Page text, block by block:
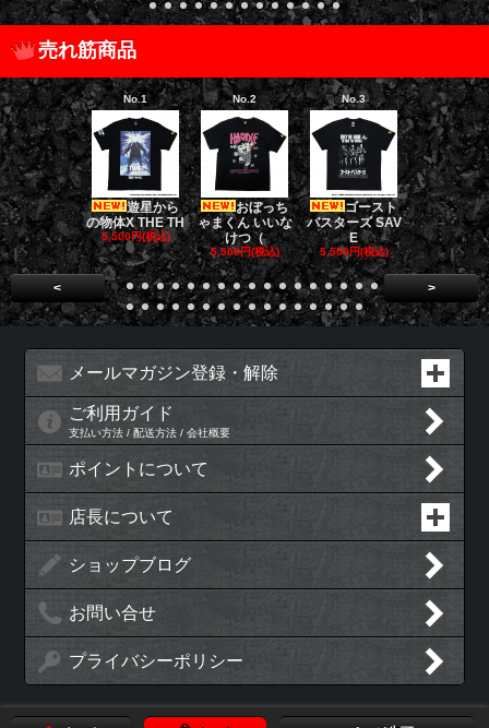
売れ筋商品
No.1
遊星から
の物体X THE TH
5,500円(税込)
No.2
おぼっち
ゃまくん いいな
けつ（
5,500円(税込)
No.3
ゴースト
バスターズ SAV
E
5,500円(税込)
No.4
ゴー
バスターズ
ージャ
5,500円(税
< >
メールマガジン登録・解除
ご利用ガイド
支払い方法 / 配送方法 / 会社概要
ポイントについて
店長について
ショップブログ
お問い合せ
プライバシーポリシー